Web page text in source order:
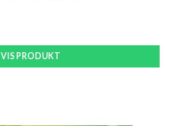
VIS PRODUKT